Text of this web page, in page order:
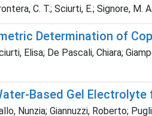
C. T.; Sciurti, E.; Signore, M.
Determination of
Elisa; De Pascali, Chiara;
Based Gel
Nunzia; Giannuzzi, Roberto;